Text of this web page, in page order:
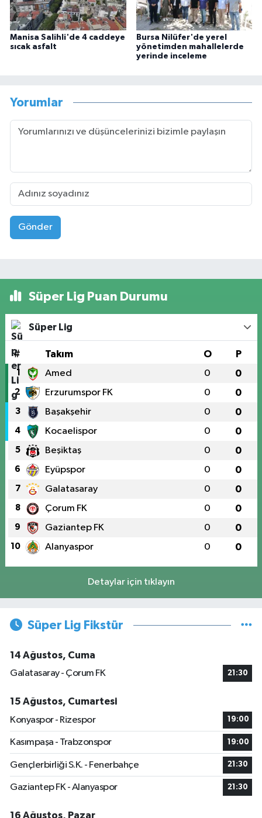
Manisa Salihli'de 4 caddeye
sıcak asfalt
Bursa Nilüfer'de yerel
yönetimden mahallelerde
yerinde inceleme
Yorumlar
Gönder
Süper Lig Puan Durumu
Süper Lig
# Takım O P
1 Amed 0 0
2 Erzurumspor FK 0 0
3 Başakşehir 0 0
4 Kocaelispor 0 0
5 Beşiktaş 0 0
6 Eyüpspor 0 0
7 Galatasaray 0 0
8 Çorum FK 0 0
9 Gaziantep FK 0 0
10 Alanyaspor 0 0
Detaylar için tıklayın
Süper Lig Fikstür
14 Ağustos, Cuma
Galatasaray - Çorum FK
21:30
15 Ağustos, Cumartesi
Konyaspor - Rizespor
19:00
Kasımpaşa - Trabzonspor 19:00
Gençlerbirliği S.K. - Fenerbahçe 21:30
Gaziantep FK - Alanyaspor 21:30
16 Ağustos, Pazar